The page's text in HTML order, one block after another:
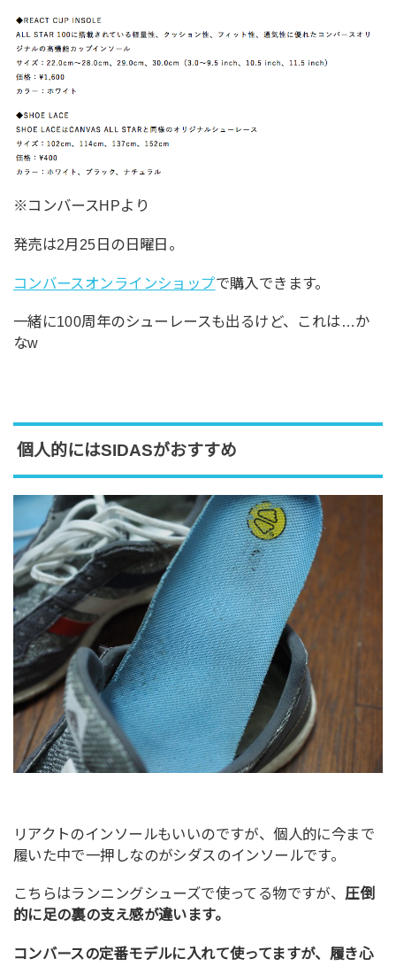
※コンバースHPより
発売は2月25日の日曜日。
コンバースオンラインショップで購入できます。
一緒に100周年のシューレースも出るけど、これは…か
なw
個人的にはSIDASがおすすめ
リアクトのインソールもいいのですが、個人的に今まで
履いた中で一押しなのがシダスのインソールです。
こちらはランニングシューズで使ってる物ですが、 圧倒
的に足の裏の支え感が違います。
コンバースの定番モデルに入れて使ってますが、履き心